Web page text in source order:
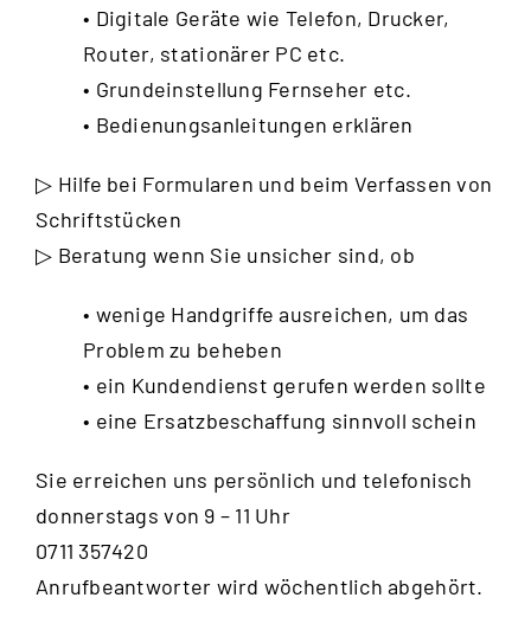
• Digitale Geräte wie Telefon, Drucker,
Router, stationärer PC etc.
• Grundeinstellung Fernseher etc.
• Bedienungsanleitungen erklären
▷ Hilfe bei Formularen und beim Verfassen von
Schriftstücken
▷ Beratung wenn Sie unsicher sind, ob
• wenige Handgriffe ausreichen, um das
Problem zu beheben
• ein Kundendienst gerufen werden sollte
• eine Ersatzbeschaffung sinnvoll schein
Sie erreichen uns persönlich und telefonisch
donnerstags von 9 – 11 Uhr
0711 357420
Anrufbeantworter wird wöchentlich abgehört.